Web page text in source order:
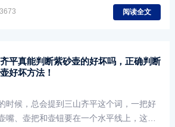
紫砂欺骗了。
阅读全文
平真能判断紫砂壶的好坏吗，正确判断
好坏方法！
时候，总会提到三山齐平这个词，一把好
嘴、壶把和壶钮要在一个水平线上，这就